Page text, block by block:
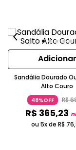
Adicionar
Sandália Dourado
Alto Couro
48%OFF R$
R$ 365,23
ou 5x de R$ 76,